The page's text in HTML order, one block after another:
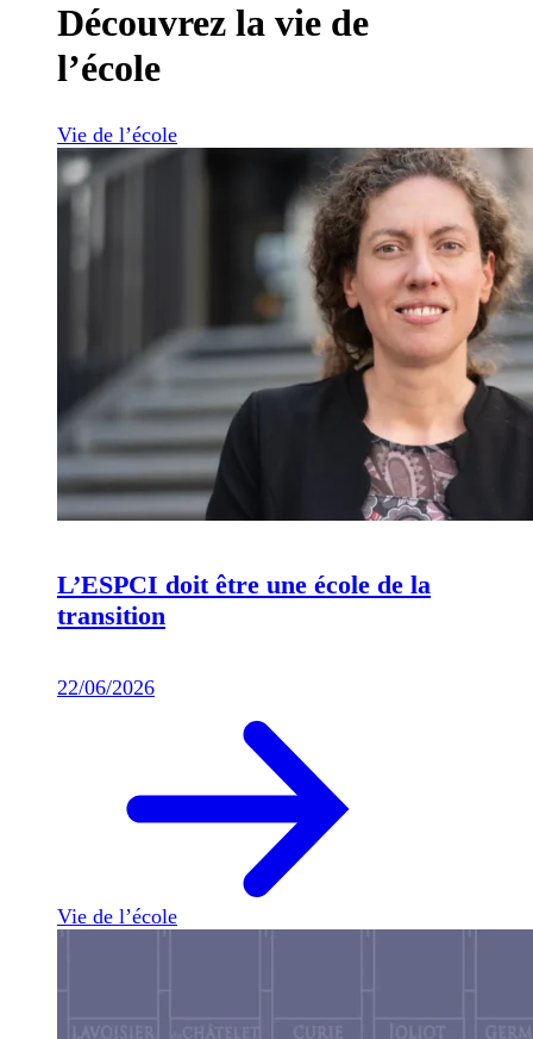
Découvrez la vie de
l’école
Vie de l’école
L’ESPCI doit être une école de la
transition
22/06/2026
Vie de l’école